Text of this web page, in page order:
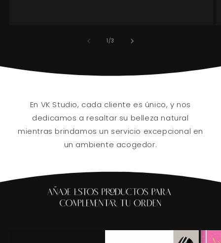
1/of
3
En VK Studio, cada cliente es único, y nos
dedicamos a resaltar su belleza natural
mientras brindamos un servicio excepcional en
un ambiente acogedor.